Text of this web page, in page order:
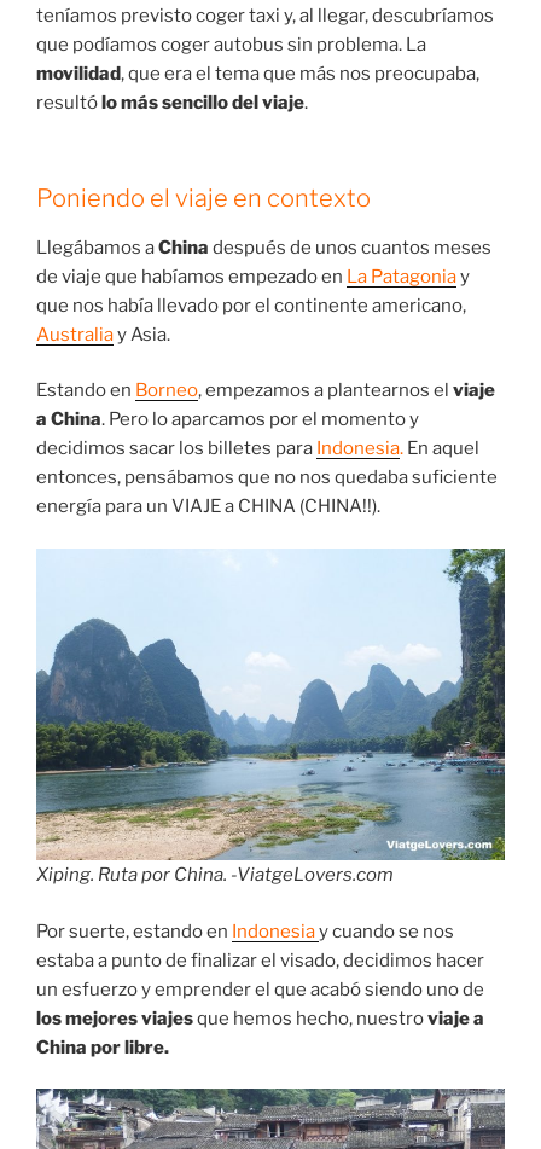
teníamos previsto coger taxi y, al llegar, descubríamos
que podíamos coger autobus sin problema. La
movilidad, que era el tema que más nos preocupaba,
resultólo más sencillo del viaje.
Poniendo el viaje en contexto
Llegábamos aChina después de unos cuantos meses
de viaje que habíamos empezado en La Patagoniay
que nos había llevado por el continente americano,
Australiay Asia.
Estando en Borneo, empezamos a plantearnos el viaje
a China. Pero lo aparcamos por el momento y
decidimos sacar los billetes para Indonesia. En aquel
entonces, pensábamos que no nos quedaba suficiente
energía para un VIAJE a CHINA (CHINA!!).
Xiping. Ruta por China. -ViatgeLovers.com
Por suerte, estando en Indonesiay cuando se nos
estaba a punto de finalizar el visado, decidimos hacer
un esfuerzo y emprender el que acabó siendo uno de
los mejores viajesque hemos hecho, nuestroviaje a
China por libre.